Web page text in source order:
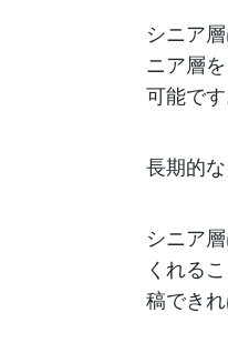
シニア
ニア層
可能です
長期的
シニア
くれる
稿でき